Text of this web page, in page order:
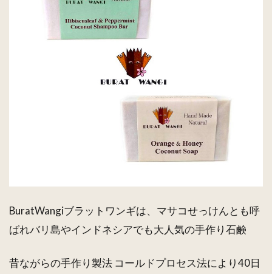
BuratWangiブラットワンギは、マサコせっけんとも呼
ばれバリ島やインドネシアでも大人気の手作り石鹸
昔ながらの手作り製法 コールドプロセス法により40日